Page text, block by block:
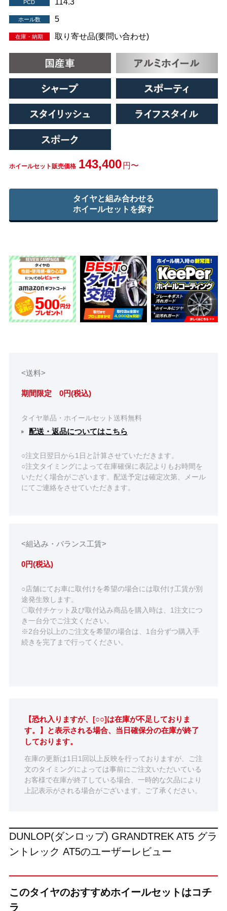
PCD
ホール数 5
在庫・納期 取り寄せ品(要問い合わせ)
ホイールセット販売価格 143,400 円〜
タイヤと組み合わせる
ホイールセットを探す
<送料>
期間限定 0円(税込)
タイヤ単品・ホイールセット送料無料
配送・返品についてはこちら
○注文日翌日から1日と計算させていただきます。
○注文タイミングによって在庫確保に表記よりもお時間を
いただく場合がございます。配送予定は確定次第、メール
にてご連絡をさせていただきます。
<組込み・バランス工賃>
0円(税込)
○店舗にてお車に取付けを希望の場合には取付け工賃が別
途発生致します。
〇取付チケット及び取付込み商品を購入時は、1注文につ
き一台分でご注文ください。
※2台分以上のご注文を希望の場合は、1台分ずつ購入手
続きを完了まで行ってください。
【恐れ入りますが、[○○]は在庫が不足しておりま
す。】と表示される場合、当日確保分の在庫が終了
しております。
在庫の更新は1日1回以上反映を行っておりますが、ご注
文のタイミングによっては事前にご注文いただいている
お客様で在庫が終了している場合、一時的な欠品により
上記表示がされる場合がございます。ご了承ください。
DUNLOP(ダンロップ) GRANDTREK AT5 グラ
ントレック AT5のユーザーレビュー
このタイヤのおすすめホイールセットはコチ
ラ